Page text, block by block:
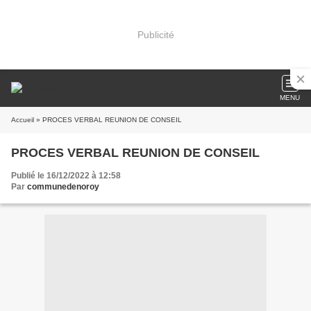
Publicité
MENU
Accueil » PROCES VERBAL REUNION DE CONSEIL
PROCES VERBAL REUNION DE CONSEIL
Publié le 16/12/2022 à 12:58
Par communedenoroy